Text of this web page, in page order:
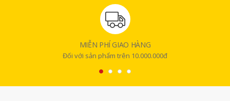
MIỄN PHÍ GIAO HÀNG
Đối với sản phẩm trên 10.000.000đ